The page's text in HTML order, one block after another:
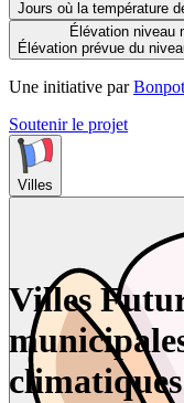
Jours où la température
Élévation niveau
Élévation prévue du
Une initiative par
Soutenir le projet
Villes
Villes
climatiques